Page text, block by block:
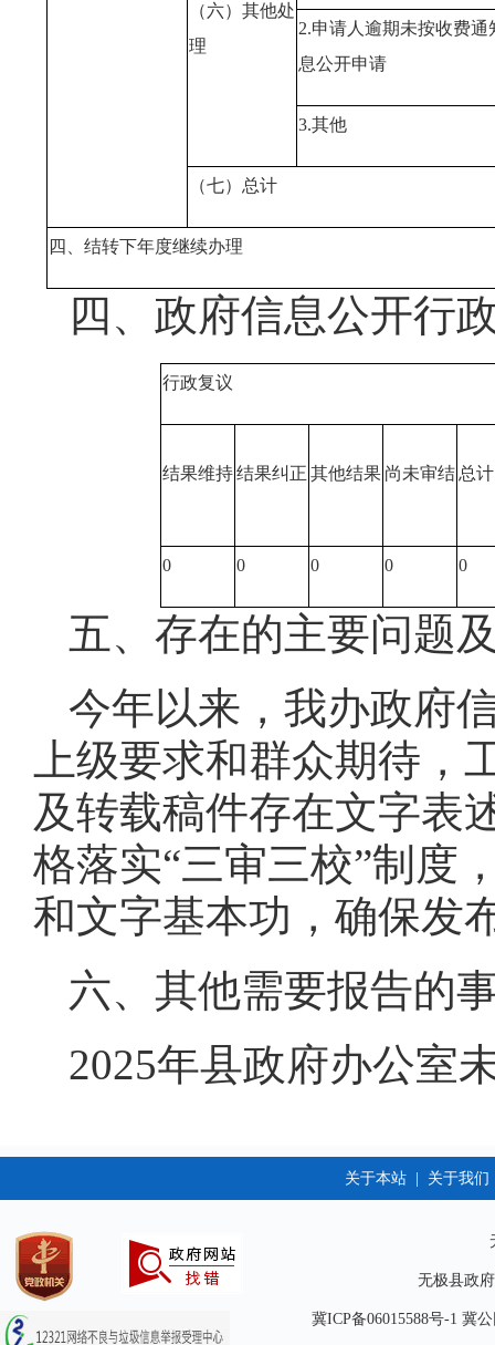
（六）其他处
理
2.申请人逾期未按收费
息公开申请
3.其他
（七）总计
四、结转下年度继续办理
四、政府信息公开行
行政复议
结果维持结果纠正 其他结果 尚未审结 总计
0 0 0 0 0
五、存在的主要问题
今年以来，我办政府
上级要求和群众期待
及转载稿件存在文字表
格落实“三审三校”制度
和文字基本功，确保发
六、其他需要报告的
2025年县政府办公室